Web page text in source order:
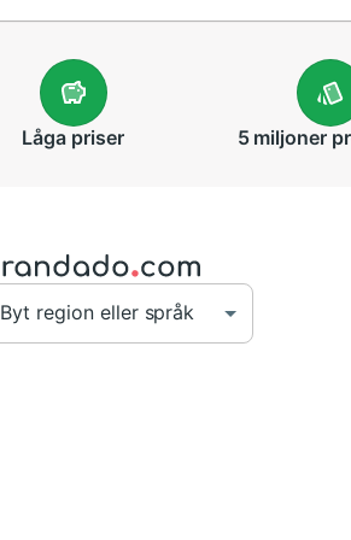
Låga priser 5 miljoner
Byt region eller språk